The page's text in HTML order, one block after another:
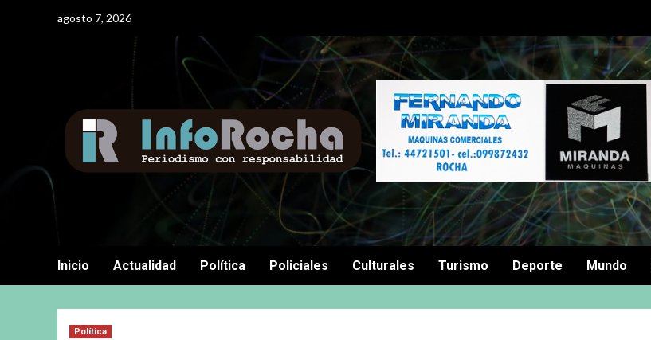
agosto 7, 2026
Inicio Actualidad Política Policiales Culturales Turismo Deporte Mundo
Política